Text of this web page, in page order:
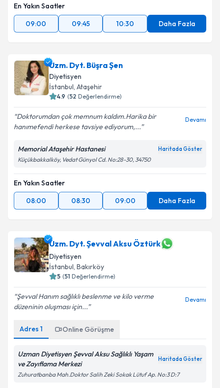
En Yakın Saatler
09:00
09:45 10:30 Daha Fazla
Uzm. Dyt. Büşra Şen
Diyetisyen
İstanbul, Ataşehir
4.9 (52 Değerlendirme)
Doktorumdan çok memnum kaldım.Harika bir
hanımefendi herkese tavsiye ediyorum,...
Devamı
Memorial Ataşehir Hastanesi Haritada Göster
Küçükbakkalköy, Vedat Günyol Cd. No:28-30, 34750
En Yakın Saatler
08:00
08:30 09:00 Daha Fazla
Uzm. Dyt. Şevval Aksu Öztürk
Diyetisyen
İstanbul, Bakırköy
5 (51 Değerlendirme)
Şevval Hanım sağlıklı beslenme ve kilo verme
düzeninin oluşması için...
Devamı
Adres 1 Online Görüşme
Uzman Diyetisyen Şevval Aksu Sağlıklı Yaşam
ve Zayıflama Merkezi
Haritada Göster
Zuhuratbanba Mah.Doktor Salih Zeki Sokak Lütuf Ap. No:3 D:7